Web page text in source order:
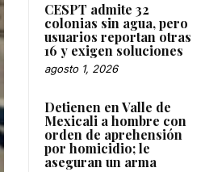
CESPT admite 32
colonias sin agua, pero
usuarios reportan otras
16 y exigen soluciones
agosto 1, 2026
Detienen en Valle de
Mexicali a hombre con
orden de aprehensión
por homicidio; le
aseguran un arma